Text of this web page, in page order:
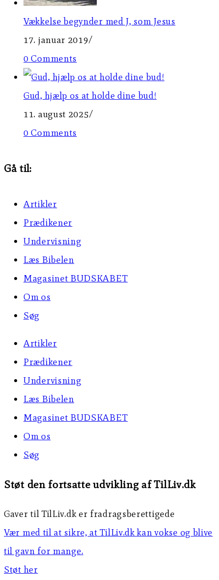
Vækkelse begynder med J, som Jesus
17. januar 2019/
0 Comments
Gud, hjælp os at holde dine bud!
11. august 2025/
0 Comments
Gå til:
Artikler
Prædikener
Undervisning
Læs Bibelen
Magasinet BUDSKABET
Om os
Søg
Artikler
Prædikener
Undervisning
Læs Bibelen
Magasinet BUDSKABET
Om os
Søg
Støt den fortsatte udvikling af TilLiv.dk
Gaver til TilLiv.dk er fradragsberettigede
Vær med til at sikre, at TilLiv.dk kan vokse og blive
til gavn for mange.
Støt her